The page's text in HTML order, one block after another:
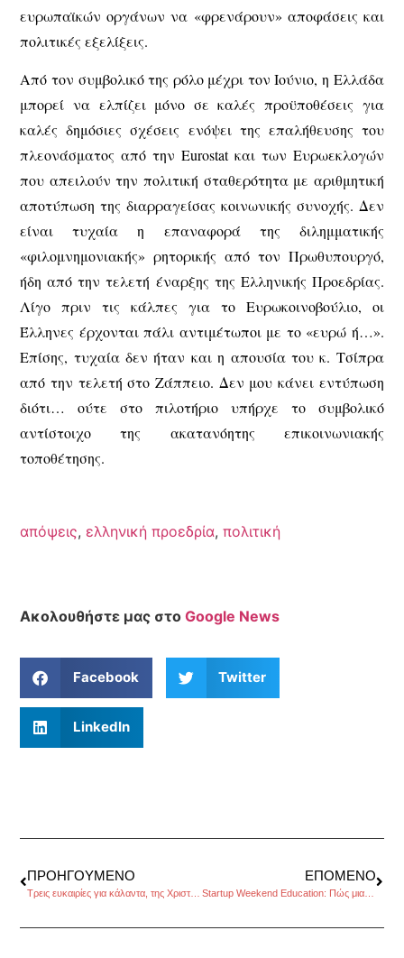
ευρωπαϊκών οργάνων να «φρενάρουν» αποφάσεις και
πολιτικές εξελίξεις.
Από τον συμβολικό της ρόλο μέχρι τον Ιούνιο, η Ελλάδα
μπορεί να ελπίζει μόνο σε καλές προϋποθέσεις για
καλές δημόσιες σχέσεις ενόψει της επαλήθευσης του
πλεονάσματος από την Eurostat και των Ευρωεκλογών
που απειλούν την πολιτική σταθερότητα με αριθμητική
αποτύπωση της διαρραγείσας κοινωνικής συνοχής. Δεν
είναι τυχαία η επαναφορά της διλημματικής
«φιλομνημονιακής» ρητορικής από τον Πρωθυπουργό,
ήδη από την τελετή έναρξης της Ελληνικής Προεδρίας.
Λίγο πριν τις κάλπες για το Ευρωκοινοβούλιο, οι
Έλληνες έρχονται πάλι αντιμέτωποι με το «ευρώ ή…».
Επίσης, τυχαία δεν ήταν και η απουσία του κ. Τσίπρα
από την τελετή στο Ζάππειο. Δεν μου κάνει εντύπωση
διότι… ούτε στο πιλοτήριο υπήρχε το συμβολικό
αντίστοιχο της ακατανόητης επικοινωνιακής
τοποθέτησης.
απόψεις, ελληνική προεδρία,πολιτική
Ακολουθήστε μας στοGoogle News
Facebook Twitter
LinkedIn
ΠΡΟΗΓΟΎΜΕΝΟ
Τρεις ευκαιρίες για κάλαντα, της Χριστίνας Καλογεροπούλου
ΕΠΌΜΕΝΟ
Startup Weekend Education: Πώς μια ιδέα θα γίνει επιχείρηση σε ένα Σαββατοκύριακο;